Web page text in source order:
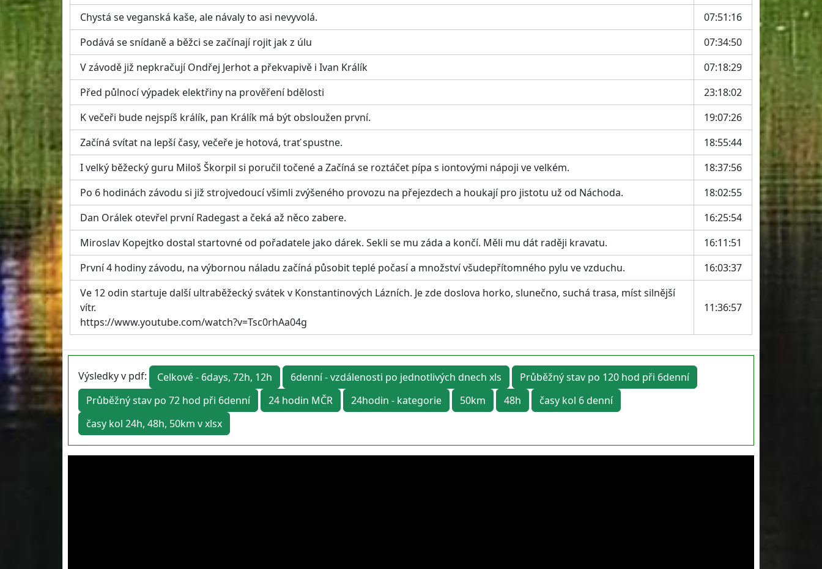
Chystá se veganská kaše, ale návaly to asi nevyvolá.
07:51:16
Podává se snídaně a běžci se začínají rojit jak z úlu
07:34:50
V závodě již nepkračují Ondřej Jerhot a překvapivě i Ivan Králík
07:18:29
Před půlnocí výpadek elektřiny na prověření bdělosti
23:18:02
K večeři bude nejspíš králík, pan Králík má být obsloužen první.
19:07:26
Začíná svítat na lepší časy, večeře je hotová, trať spustne.
18:55:44
I velký běžecký guru Miloš Škorpil si poručil točené a Začíná se roztáčet pípa s iontovými nápoji ve velkém.
18:37:56
Po 6 hodinách závodu si již strojvedoucí všimli zvýšeného provozu na přejezdech a houkají pro jistotu už od Náchoda.
18:02:55
Dan Orálek otevřel první Radegast a čeká až něco zabere.
16:25:54
Miroslav Kopejtko dostal startovné od pořadatele jako dárek. Sekli se mu záda a končí. Měli mu dát raději kravatu.
16:11:51
První 4 hodiny závodu, na výbornou náladu začíná působit teplé počasí a množství všudepřítomného pylu ve vzduchu.
16:03:37
Ve 12 odin startuje další ultraběžecký svátek v Konstantinových Lázních. Je zde doslova horko, slunečno, suchá trasa, míst silnější
vítr.
https://www.youtube.com/watch?v=Tsc0rhAa04g
11:36:57
Výsledky v pdf: Celkové - 6days, 72h, 12h 6denní - vzdálenosti po jednotlivých dnech xls
Průběžný stav po 120 hod při 6denní
Průběžný stav po 72 hod při 6denní
24 hodin MČR 24hodin - kategorie 50km 48h
časy kol 6 denní
časy kol 24h, 48h, 50km v xlsx